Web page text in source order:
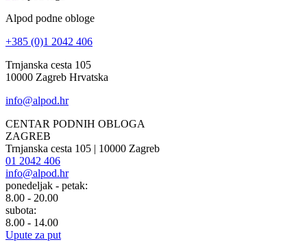
Alpod podne obloge
+385 (0)1 2042 406
Trnjanska cesta 105
10000 Zagreb Hrvatska
info@alpod.hr
CENTAR PODNIH OBLOGA
ZAGREB
Trnjanska cesta 105 | 10000 Zagreb
01 2042 406
info@alpod.hr
ponedeljak - petak:
8.00 - 20.00
subota:
8.00 - 14.00
Upute za put